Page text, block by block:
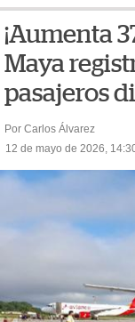
¡Aumenta
Maya
pasajeros
Por Carlos Álvarez
12 de mayo de 2026,